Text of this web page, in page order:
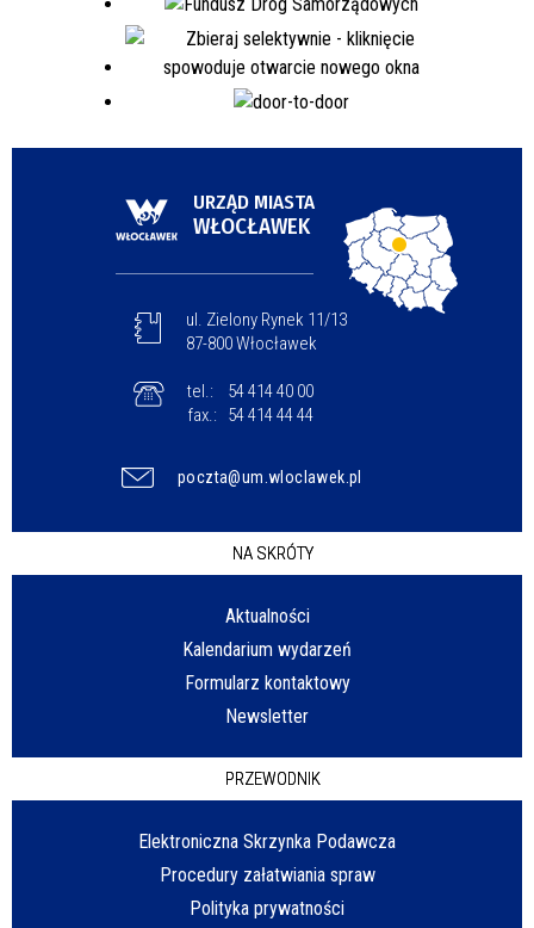
URZĄD MIASTA
WŁOCŁAWEK
ul. Zielony Rynek 11/13
87-800 Włocławek
tel.:
54 414 40 00
fax.:
54 414 44 44
poczta@um.wloclawek.pl
NA SKRÓTY
Aktualności
Kalendarium wydarzeń
Formularz kontaktowy
Newsletter
PRZEWODNIK
Elektroniczna Skrzynka Podawcza
Procedury załatwiania spraw
Polityka prywatności